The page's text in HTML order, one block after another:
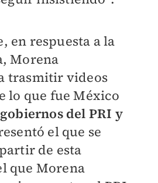
en respuesta a la
Morena
trasmitir videos
lo que fue México
gobiernos del PRI y
el que se
de esta
que Morena